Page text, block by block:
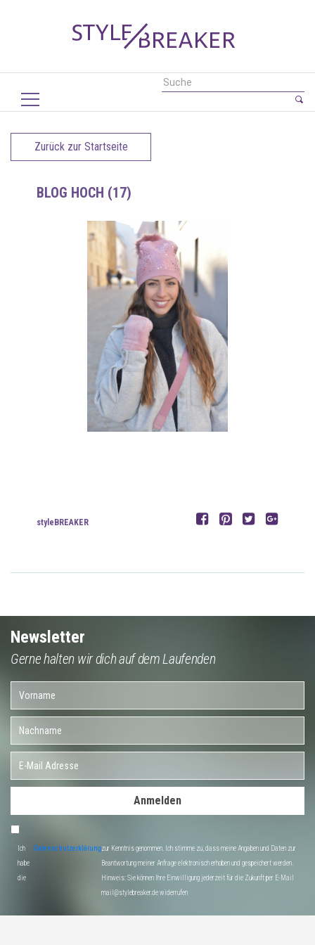
Zurück zur Startseite
BLOG HOCH (17)
styleBREAKER
Newsletter
Gerne halten wir dich auf dem Laufenden
Anmelden
Ich
habe
die
Datenschutzerklärungzur Kenntnis genommen. Ich stimme zu, dass meine Angaben und Daten zur
Beantwortung meiner Anfrage elektronisch erhoben und gespeichert werden.
Hinweis: Sie können Ihre Einwilligung jederzeit für die Zukunft per E-Mail
mail@stylebreaker.de widerrufen